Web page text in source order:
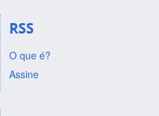
RSS
O que é?
Assine